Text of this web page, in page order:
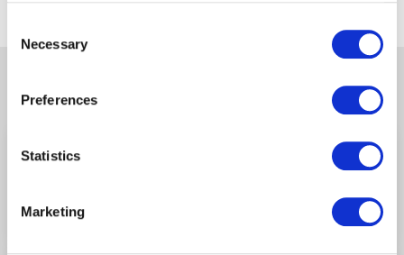
well as other information collected by our partners when
Please see
Selection
Necessary
Preferences
Statistics
Marketing
(セキュリティチェック